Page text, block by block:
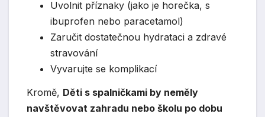
Uvolnit příznaky (jako je horečka, s
ibuprofen nebo paracetamol)
Zaručit dostatečnou hydrataci a zdravé
stravování
Vyvarujte se komplikací
Kromě, Děti s spalničkami by neměly
navštěvovat zahradu nebo školu po dobu